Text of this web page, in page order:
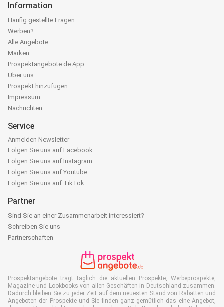
Information
Häufig gestellte Fragen
Werben?
Alle Angebote
Marken
Prospektangebote.de App
Über uns
Prospekt hinzufügen
Impressum
Nachrichten
Service
Anmelden Newsletter
Folgen Sie uns auf Facebook
Folgen Sie uns auf Instagram
Folgen Sie uns auf Youtube
Folgen Sie uns auf TikTok
Partner
Sind Sie an einer Zusammenarbeit interessiert?
Schreiben Sie uns
Partnerschaften
Prospektangebote trägt täglich die aktuellen Prospekte, Werbeprospekte,
Magazine und Lookbooks von allen Geschäften in Deutschland zusammen.
Dadurch bleiben Sie zu jeder Zeit auf dem neuesten Stand von Rabatten und
Angeboten der Prospekte und Sie finden ganz gemütlich das eine Angebot,